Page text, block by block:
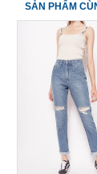
SẢN PHẨM